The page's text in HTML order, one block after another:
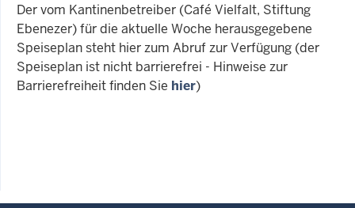
Der vom Kantinenbetreiber (Café Vielfalt, Stiftung
Ebenezer) für die aktuelle Woche herausgegebene
Speiseplan steht hier zum Abruf zur Verfügung (der
Speiseplan ist nicht barrierefrei - Hinweise zur
Barrierefreiheit finden Sie hier)